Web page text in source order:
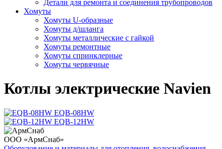
Детали для ремонта и соединения трубопроводов
Хомуты
Хомуты U-образные
Хомуты д/шланга
Хомуты металлические с гайкой
Хомуты ремонтные
Хомуты спринклерные
Хомуты червячные
Котлы электрические Navien
EQB-08HW
EQB-12HW
ООО «АрмСнаб»